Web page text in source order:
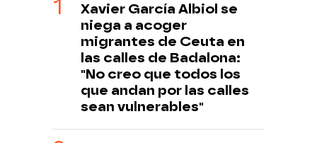
Xavier García Albiol se
niega a acoger
migrantes de Ceuta en
las calles de Badalona:
"No creo que todos los
que andan por las calles
sean vulnerables"